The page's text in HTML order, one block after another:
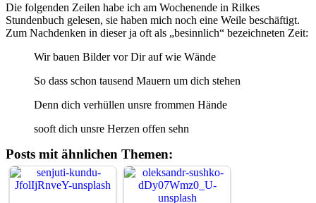
Die folgenden Zeilen habe ich am Wochenende in Rilkes
Stundenbuch gelesen, sie haben mich noch eine Weile beschäftigt.
Zum Nachdenken in dieser ja oft als „besinnlich“ bezeichneten Zeit:
Wir bauen Bilder vor Dir auf wie Wände
So dass schon tausend Mauern um dich stehen
Denn dich verhüllen unsre frommen Hände
sooft dich unsre Herzen offen sehn
Posts mit ähnlichen Themen: